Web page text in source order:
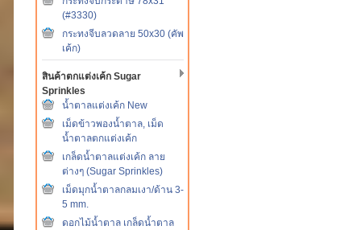
(#3330)
กระทงจีบลวดลาย 50x30 (คัพ
เค้ก)
สินค้าตกแต่งเค้ก Sugar
Sprinkles
น้ำตาลแต่งเค้ก New
เม็ดข้าวพองน้ำตาล, เม็ด
น้ำตาลตกแต่งเค้ก
เกล็ดน้ำตาลแต่งเค้ก ลาย
ต่างๆ (Sugar Sprinkles)
เม็ดมุกน้ำตาลกลมเงา/ด้าน 3-
5 mm.
ดอกไม้น้ำตาล เกล็ดน้ำตาล